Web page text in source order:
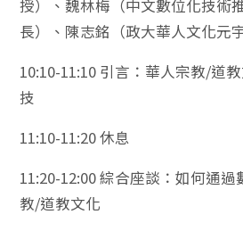
授）、魏林梅（中文數位化技術
長）、陳志銘（政大華人文化元
10:10-11:10 引言：華人宗教/道
技
11:10-11:20 休息
11:20-12:00 綜合座談：如何通
教/道教文化